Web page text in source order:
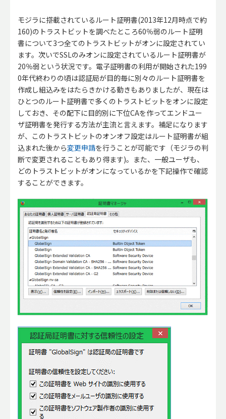
モジラに搭載されているルート証明書(2013年12月時点で約
160)のトラストビットを調べたところ60％弱のルート証明
書について3つ全てのトラストビットがオンに設定されてい
ます。次いでSSLのみオンに設定されているルート証明書が
20％弱という状況です。電子証明書の利用が開始された199
0年代終わりの頃は認証局が目的毎に別々のルート証明書を
作成し組込みをはたらきかける動きもありましたが、現在は
ひとつのルート証明書で多くのトラストビットをオンに設定
しておき、その配下に目的別に下位CAを作ってエンドユー
ザ証明書を発行する方法が主流と言えます。補足になります
が、このトラストビットのオンオフ設定はルート証明書が組
込まれた後から変更申請を行うことが可能です（モジラの判
断で変更されることもあり得ます)。また、一般ユーザも、
どのトラストビットがオンになっているかを下記操作で確認
することができます。